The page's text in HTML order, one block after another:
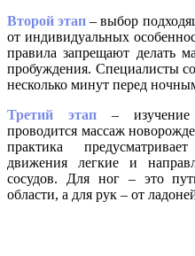
Второй этап – выбор
от индивидуальных
правила запрещают делать
пробуждения. Специалисты
несколько минут перед
Третий этап– изучение
проводится массаж
практика
движения легкие и
сосудов. Для ног – это
области, а для рук – от